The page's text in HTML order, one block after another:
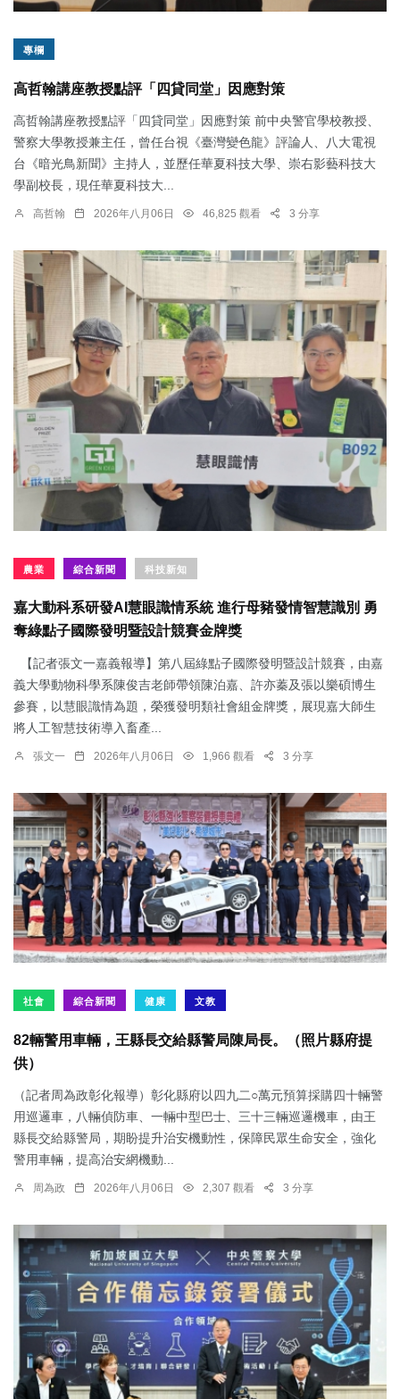
專欄
高哲翰講座教授點評「四貸同堂」因應對策
高哲翰講座教授點評「四貸同堂」因應對策 前中央警官學校教授、
警察大學教授兼主任，曾任台視《臺灣變色龍》評論人、八大電視
台《暗光鳥新聞》主持人，並歷任華夏科技大學、崇右影藝科技大
學副校長，現任華夏科技大...
高哲翰 2026年八月06日 46,825 觀看 3 分享
農業 綜合新聞 科技新知
嘉大動科系研發AI慧眼識情系統 進行母豬發情智慧識別 勇
奪綠點子國際發明暨設計競賽金牌獎
【記者張文一嘉義報導】第八屆綠點子國際發明暨設計競賽，由嘉
義大學動物科學系陳俊吉老師帶領陳泊嘉、許亦蓁及張以樂碩博生
參賽，以慧眼識情為題，榮獲發明類社會組金牌獎，展現嘉大師生
將人工智慧技術導入畜產...
張文一 2026年八月06日 1,966 觀看 3 分享
社會 綜合新聞 健康 文教
82輛警用車輛，王縣長交給縣警局陳局長。（照片縣府提
供）
（記者周為政彰化報導）彰化縣府以四九二○萬元預算採購四十輛警
用巡邏車，八輛偵防車、一輛中型巴士、三十三輛巡邏機車，由王
縣長交給縣警局，期盼提升治安機動性，保障民眾生命安全，強化
警用車輛，提高治安網機動...
周為政 2026年八月06日 2,307 觀看 3 分享